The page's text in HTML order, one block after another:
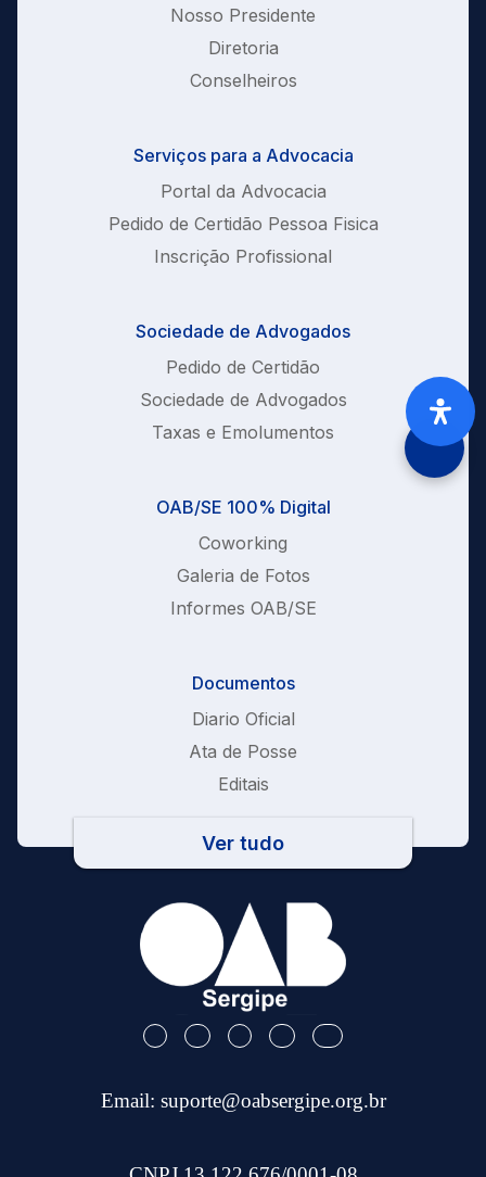
Nosso Presidente
Diretoria
Conselheiros
Serviços para a Advocacia
Portal da Advocacia
Pedido de Certidão Pessoa Fisica
Inscrição Profissional
Sociedade de Advogados
Pedido de Certidão
Sociedade de Advogados
Taxas e Emolumentos
OAB/SE 100% Digital
Coworking
Galeria de Fotos
Informes OAB/SE
Documentos
Diario Oficial
Ata de Posse
Editais
Ver tudo
Email: suporte@oabsergipe.org.br